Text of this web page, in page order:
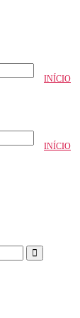
INÍCIO
INÍCIO